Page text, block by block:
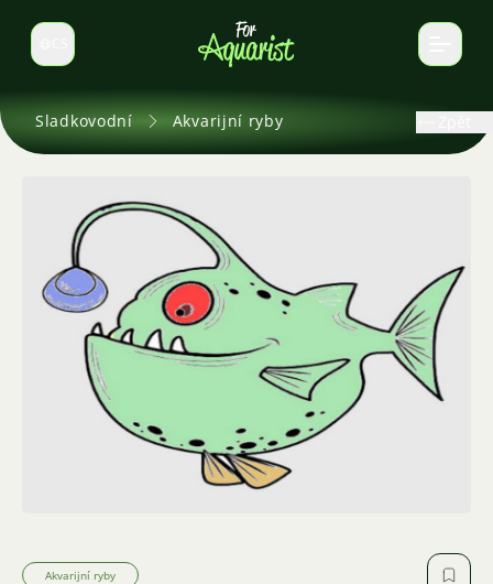
Select language
Sladkovodní Akvarijní ryby
Akvarijní ryby